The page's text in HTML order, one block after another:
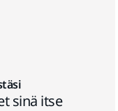
sinä itse